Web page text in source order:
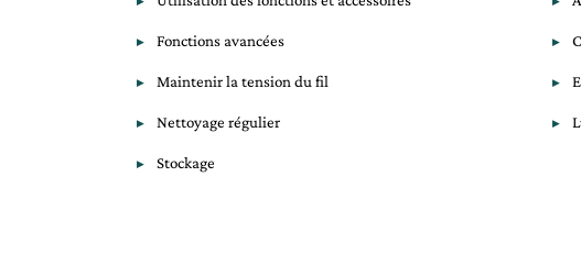
Fonctions avancées
Maintenir la tension du fil
Nettoyage régulier
Stockage